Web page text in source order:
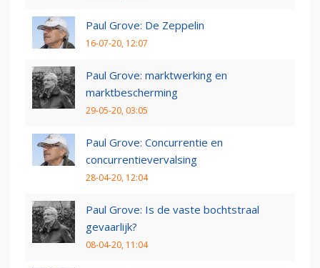
Paul Grove: De Zeppelin
16-07-20, 12:07
Paul Grove: marktwerking en
marktbescherming
29-05-20, 03:05
Paul Grove: Concurrentie en
concurrentievervalsing
28-04-20, 12:04
Paul Grove: Is de vaste bochtstraal
gevaarlijk?
08-04-20, 11:04